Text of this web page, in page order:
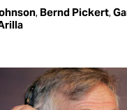
, Bernd Pickert,